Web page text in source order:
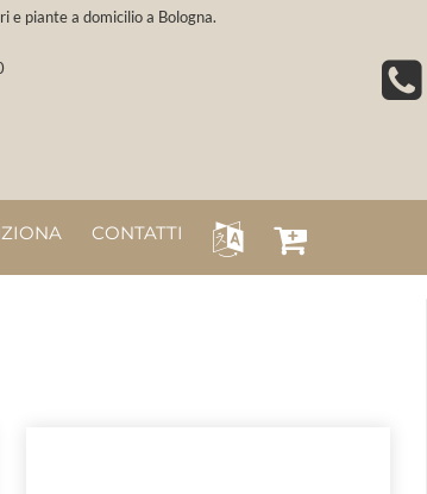
e piante a domicilio a Bologna.
CONTATTI